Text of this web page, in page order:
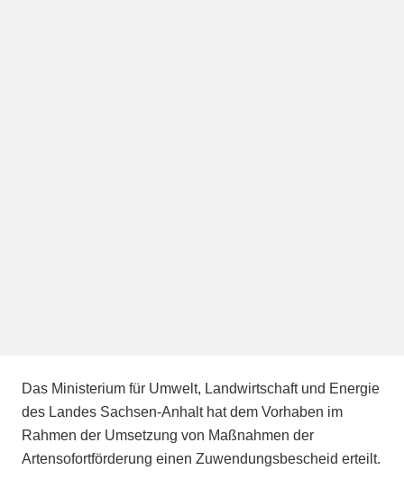
Das Ministerium für Umwelt, Landwirtschaft und Energie
des Landes Sachsen-Anhalt hat dem Vorhaben im
Rahmen der Umsetzung von Maßnahmen der
Artensofortförderung einen Zuwendungsbescheid erteilt.